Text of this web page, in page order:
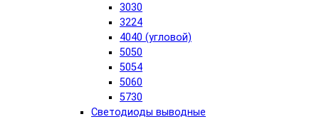
3030
3224
4040 (угловой)
5050
5054
5060
5730
Светодиоды выводные